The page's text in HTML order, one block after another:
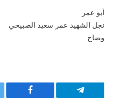
أبو عمر
نجل الشهيد عمر سعيد الصبيحي
وضاح